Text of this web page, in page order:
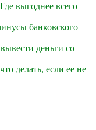
выгоднее всего
банковского
деньги со
делать, если ее не